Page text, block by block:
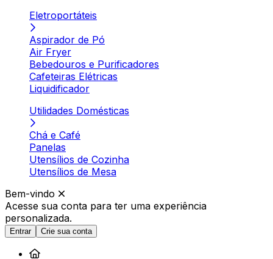
Eletroportáteis
Aspirador de Pó
Air Fryer
Bebedouros e Purificadores
Cafeteiras Elétricas
Liquidificador
Utilidades Domésticas
Chá e Café
Panelas
Utensílios de Cozinha
Utensílios de Mesa
Bem-vindo
Acesse sua conta para ter uma experiência
personalizada.
Entrar Crie sua conta